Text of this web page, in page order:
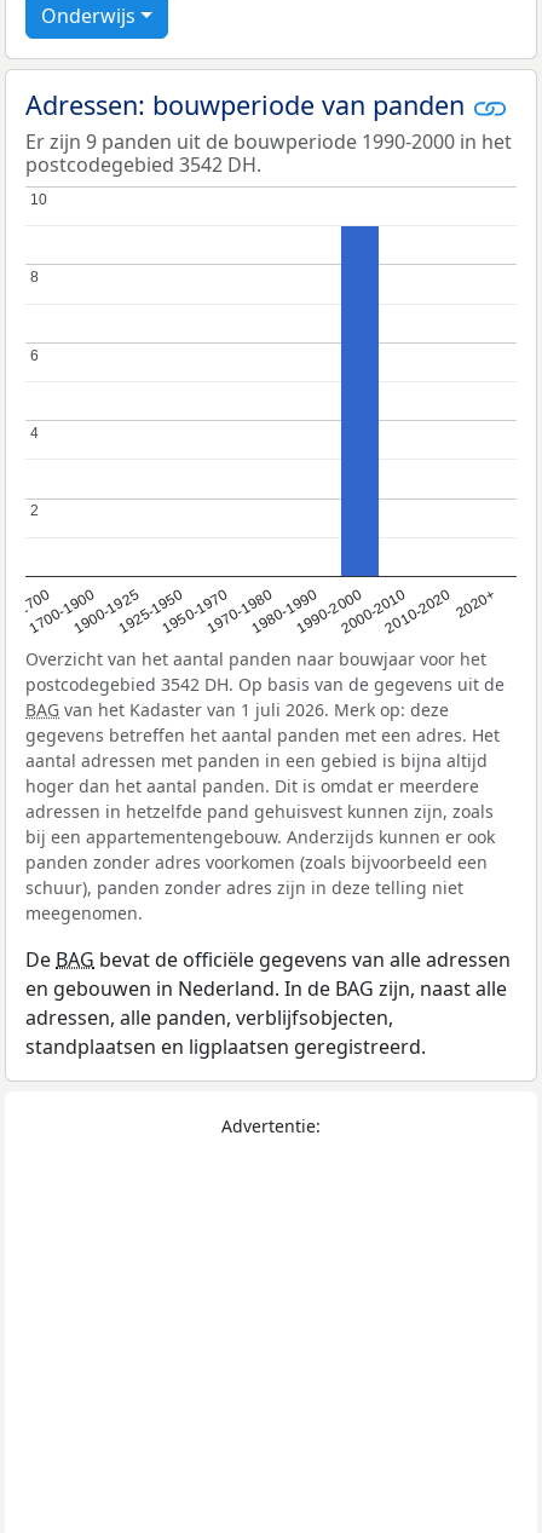
Onderwijs
Adressen: bouwperiode van panden
Er zijn 9 panden uit de bouwperiode 1990-2000 in het
postcodegebied 3542 DH.
<1700
1700-19001900-19251925-19501950-19701970-19801980-19901990-20002000-20102010-20202020+
2
2
4
4
6
6
8
8
10
10
Overzicht van het aantal panden naar bouwjaar voor het
postcodegebied 3542 DH. Op basis van de gegevens uit de
BAG van het Kadaster van 1 juli 2026. Merk op: deze
gegevens betreffen het aantal panden met een adres. Het
aantal adressen met panden in een gebied is bijna altijd
hoger dan het aantal panden. Dit is omdat er meerdere
adressen in hetzelfde pand gehuisvest kunnen zijn, zoals
bij een appartementengebouw. Anderzijds kunnen er ook
panden zonder adres voorkomen (zoals bijvoorbeeld een
schuur), panden zonder adres zijn in deze telling niet
meegenomen.
De BAG bevat de officiële gegevens van alle adressen
en gebouwen in Nederland. In de BAG zijn, naast alle
adressen, alle panden, verblijfsobjecten,
standplaatsen en ligplaatsen geregistreerd.
Advertentie: